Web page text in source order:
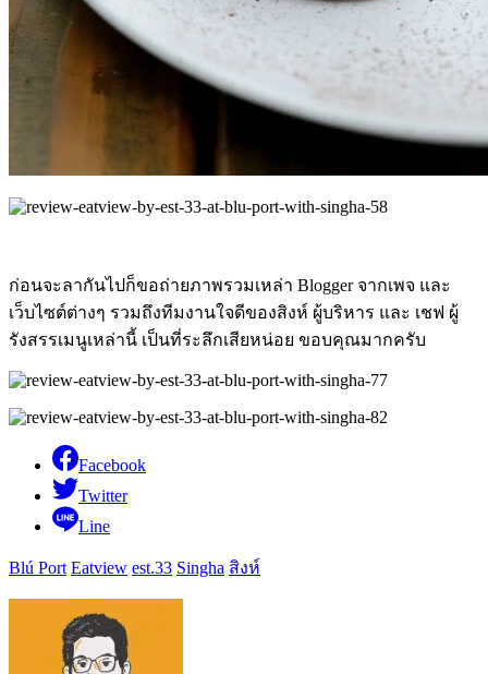
ก่อนจะลากันไปก็ขอถ่ายภาพรวมเหล่า Blogger จากเพจ และ
เว็บไซต์ต่างๆ รวมถึงทีมงานใจดีของสิงห์ ผู้บริหาร และ เชฟ ผู้
รังสรรเมนูเหล่านี้ เป็นที่ระลึกเสียหน่อย ขอบคุณมากครับ
Facebook
Twitter
Line
Blú Port Eatview est.33 Singha สิงห์